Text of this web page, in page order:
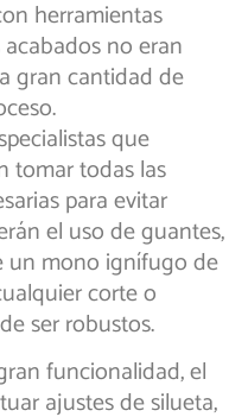
herramientas
no eran
gran cantidad de
que
tomar todas las
para evitar
el uso de guantes,
un mono ignífugo de
corte o
ser robustos.
funcionalidad, el
ajustes de silueta,